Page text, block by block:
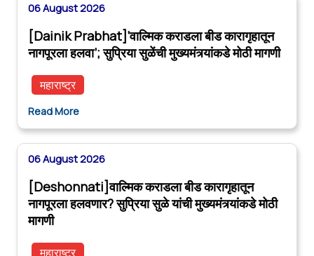
06 August 2026
[Dainik Prabhat]‘वाल्मिक कराडला बीड कारागृहातून
नागपूरला हलवा’; सुप्रिया सुळेंची मुख्यमंत्र्यांकडे मोठी मागणी
महाराष्ट्र
Read More
06 August 2026
[Deshonnati]वाल्मिक कराडला बीड कारागृहातून
नागपूरला हलवणार? सुप्रिया सुळे यांची मुख्यमंत्र्यांकडे मोठी
मागणी
महाराष्ट्र